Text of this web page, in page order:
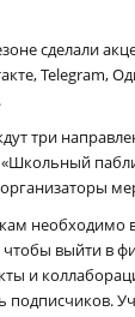
сделали
Telegram,
три
«Школьный
необходимо
чтобы выйти в
и